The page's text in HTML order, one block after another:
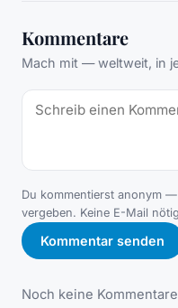
Kommentare
Mach mit — weltweit, in
Du kommentierst anonym
vergeben. Keine E-Mail
Kommentar senden
Noch keine